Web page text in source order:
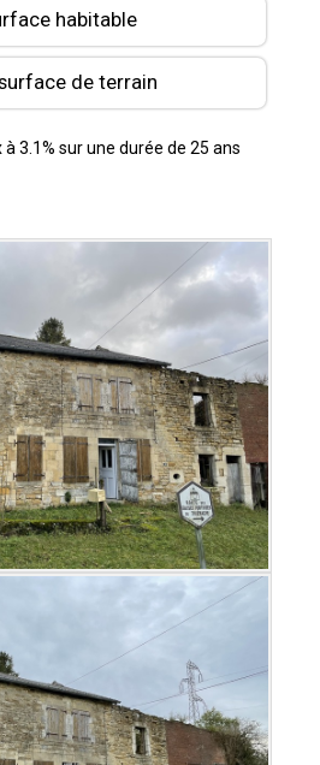
CONTACT
FAVORIS
habitable
de terrain
3.1% sur une durée de 25 ans